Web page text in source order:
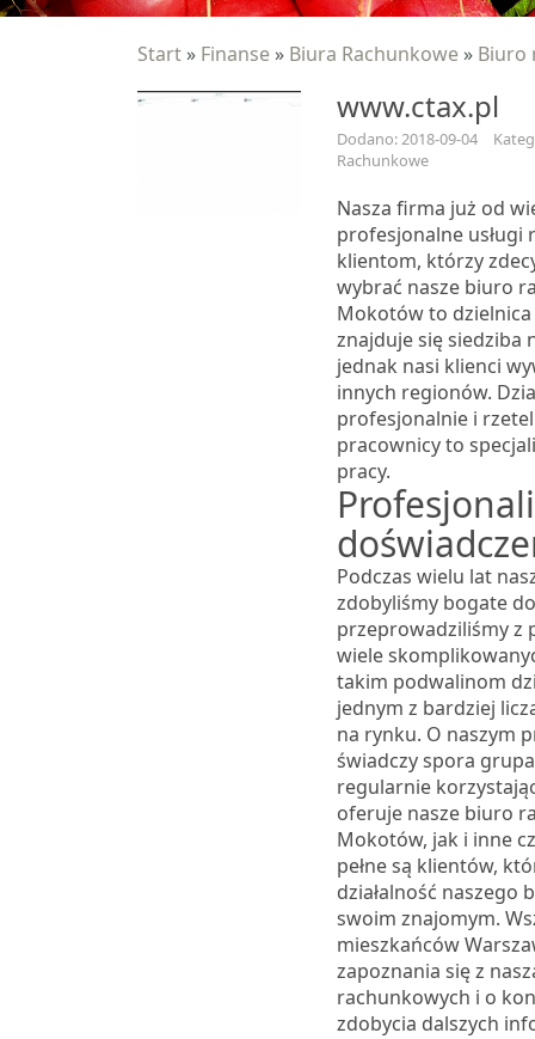
Start » Finanse » Biura Rachunkowe » Biuro
www.ctax.pl
Dodano: 2018-09-04
Rachunkowe
Nasza firma już od
profesjonalne usługi
klientom, którzy
wybrać nasze biuro
Mokotów to
znajduje się siedziba
jednak nasi klienci
innych regionów.
profesjonalnie i
pracownicy to
pracy.
Podczas wielu lat
zdobyliśmy bogate
przeprowadziliśmy z
wiele
takim podwalinom
jednym z bardziej
na rynku. O naszym
świadczy spora
regularnie
oferuje nasze biuro
Mokotów, jak i inne
pełne są klientów,
działalność naszego
swoim znajomym.
mieszkańców
zapoznania się z
rachunkowych i o
zdobycia dalszych